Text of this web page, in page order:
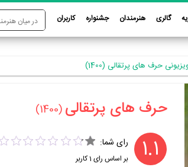
گالری هنرمندان جشنواره کاربران
حرف های پرتقالی (1400)
‏حرف های پرتقالی‏ (1400)
1.1 رای شما:
بر اساس رای 1کاربر